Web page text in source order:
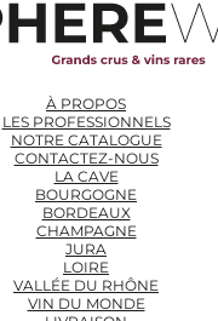
À PROPOS
LES PROFESSIONNELS
NOTRE CATALOGUE
CONTACTEZ-NOUS
LA CAVE
BOURGOGNE
BORDEAUX
CHAMPAGNE
JURA
LOIRE
VALLÉE DU RHÔNE
VIN DU MONDE